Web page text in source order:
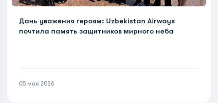
Дань уважения героям: Uzbekistan Airways
почтила память защитников мирного неба
05 мая 2026